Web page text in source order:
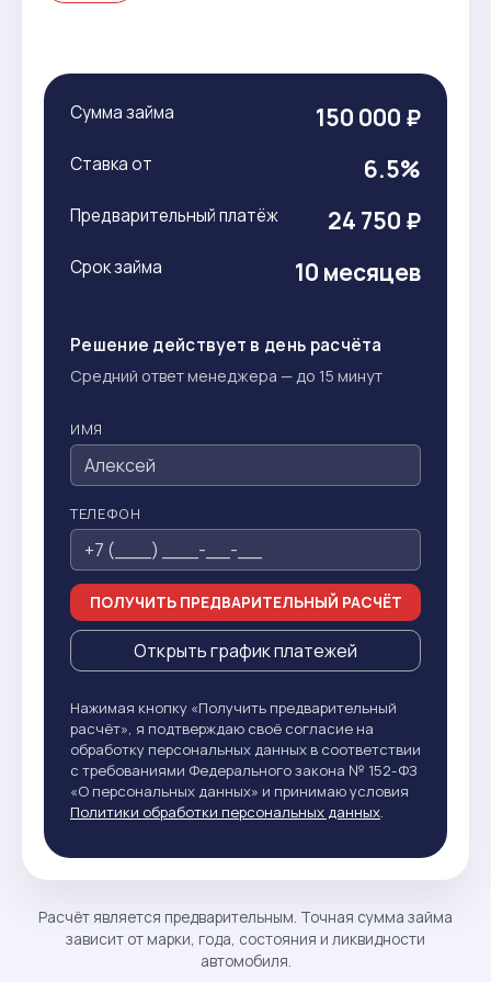
Сумма займа 150 000 ₽
Ставка от 6.5%
Предварительный платёж 24 750 ₽
Срок займа 10 месяцев
Решение действует в день расчёта
Средний ответ менеджера — до 15 минут
ИМЯ
ТЕЛЕФОН
ПОЛУЧИТЬ ПРЕДВАРИТЕЛЬНЫЙ РАСЧЁТ
Открыть график платежей
Нажимая кнопку «Получить предварительный
расчёт», я подтверждаю своё согласие на
обработку персональных данных в соответствии
с требованиями Федерального закона № 152-ФЗ
«О персональных данных» и принимаю условия
Политики обработки персональных данных.
Расчёт является предварительным. Точная сумма займа
зависит от марки, года, состояния и ликвидности
автомобиля.